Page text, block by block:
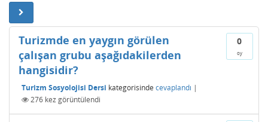
0
oy
Turizmde en yaygın görülen
çalışan grubu aşağıdakilerden
hangisidir?
Turizm Sosyolojisi Dersi kategorisinde cevaplandı |
276 kez görüntülendi